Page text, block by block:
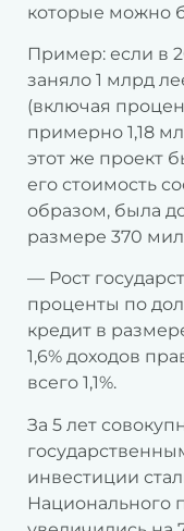
которые можно
Пример: если в
заняло 1 млрд
(включая
примерно 1,18
этот же проект
его стоимость
образом, была
размере 370
— Рост
проценты по
кредит в
1,6% доходов
всего 1,1%.
За 5 лет
инвестиции
Национального